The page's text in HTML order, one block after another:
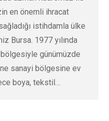
en önemli ihracat
istihdamla ülke
Bursa. 1977 yılında
günümüzde
sanayi bölgesine ev
boya, tekstil…